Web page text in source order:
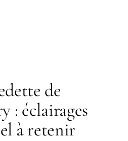
de
: éclairages
à retenir